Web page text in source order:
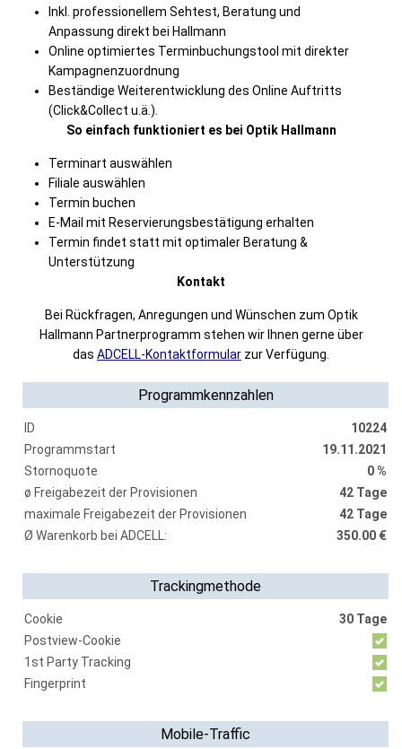
Inkl. professionellem Sehtest, Beratung und
Anpassung direkt bei Hallmann
Online optimiertes Terminbuchungstool mit direkter
Kampagnenzuordnung
Beständige Weiterentwicklung des Online Auftritts
(Click&Collect u.ä.).
So einfach funktioniert es bei Optik Hallmann
Terminart auswählen
Filiale auswählen
Termin buchen
E-Mail mit Reservierungsbestätigung erhalten
Termin findet statt mit optimaler Beratung &
Unterstützung
Kontakt
Bei Rückfragen, Anregungen und Wünschen zum Optik
Hallmann Partnerprogramm stehen wir Ihnen gerne über
das ADCELL-Kontaktformular zur Verfügung.
Programmkennzahlen
ID
10224
Programmstart
19.11.2021
Stornoquote
0 %
ø Freigabezeit der Provisionen
42 Tage
maximale Freigabezeit der Provisionen
42 Tage
Ø Warenkorb bei ADCELL:
350.00 €
Trackingmethode
Cookie
30 Tage
Postview-Cookie
1st Party Tracking
Fingerprint
Mobile-Traffic